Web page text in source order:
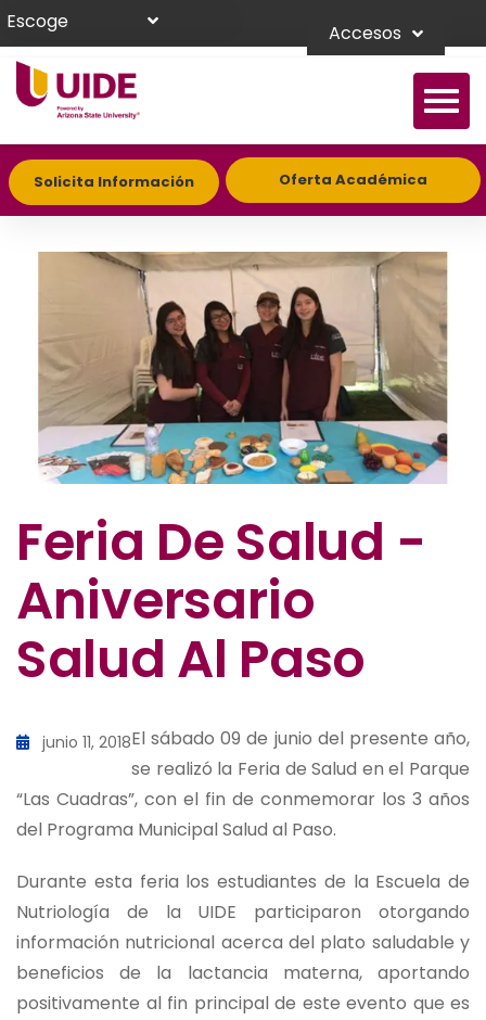
Escoge Accesos
Solicita Información Oferta Académica
Feria De Salud -
Aniversario
Salud Al Paso
junio 11, 2018El sábado 09 de junio del presente año,
se realizó la Feria de Salud en el Parque
“Las Cuadras”, con el fin de conmemorar los 3 años
del Programa Municipal Salud al Paso.
Durante esta feria los estudiantes de la Escuela de
Nutriología de la UIDE participaron otorgando
información nutricional acerca del plato saludable y
beneficios de la lactancia materna, aportando
positivamente al fin principal de este evento que es